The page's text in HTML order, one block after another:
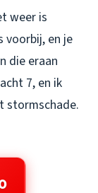
weer is
voorbij, en je
die eraan
7, en ik
stormschade.